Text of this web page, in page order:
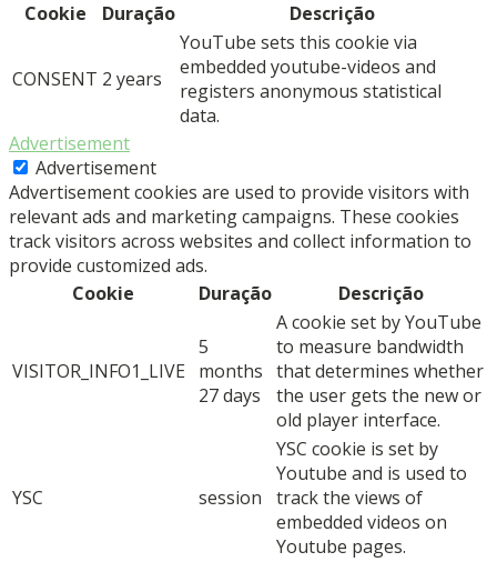
Cookie
Duração Descrição
CONSENT 2 years
YouTube sets this cookie via
embedded youtube-videos and
registers anonymous statistical
data.
Advertisement
Advertisement
Advertisement cookies are used to provide visitors with
relevant ads and marketing campaigns. These cookies
track visitors across websites and collect information to
provide customized ads.
Cookie
Duração Descrição
VISITOR_INFO1_LIVE
5
months
27 days
A cookie set by YouTube
to measure bandwidth
that determines whether
the user gets the new or
old player interface.
YSC session
YSC cookie is set by
Youtube and is used to
track the views of
embedded videos on
Youtube pages.